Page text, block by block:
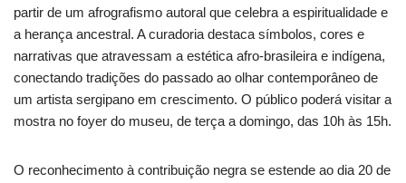
partir de um afrografismo autoral que celebra a espiritualidade e
a herança ancestral. A curadoria destaca símbolos, cores e
narrativas que atravessam a estética afro-brasileira e indígena,
conectando tradições do passado ao olhar contemporâneo de
um artista sergipano em crescimento. O público poderá visitar a
mostra no foyer do museu, de terça a domingo, das 10h às 15h.
O reconhecimento à contribuição negra se estende ao dia 20 de